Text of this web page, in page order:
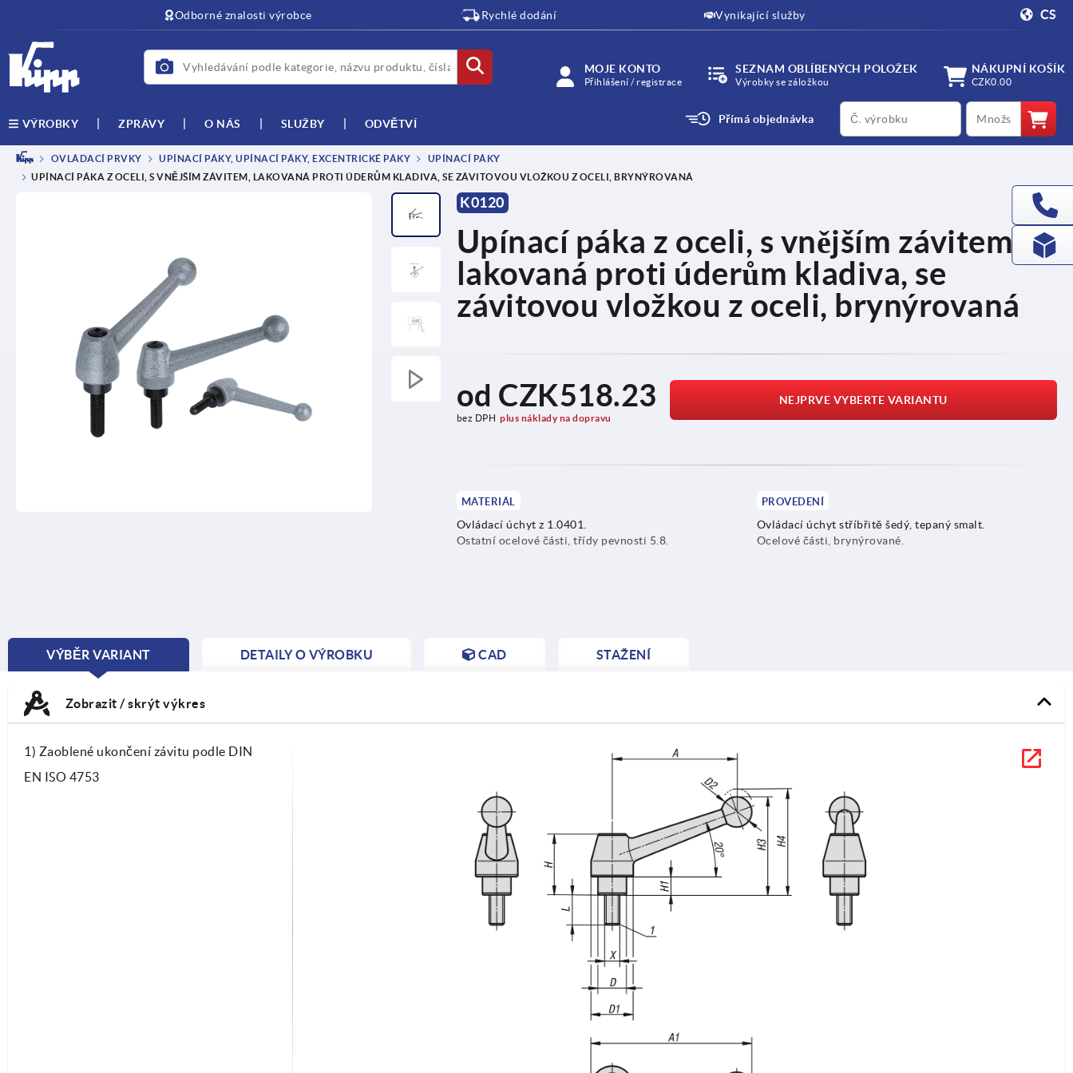
Odborné znalosti výrobce Rychlé dodání Vynikající služby CS
MOJE KONTO
Přihlášení / registrace
SEZNAM OBLÍBENÝCH POLOŽEK
Výrobky se záložkou
NÁKUPNÍ KOŠÍK
CZK0.00
VÝROBKY ZPRÁVY O NÁS SLUŽBY ODVĚTVÍ Přímá objednávka
productCode qty
OVLÁDACÍ PRVKY UPÍNACÍ PÁKY, UPÍNACÍ PÁKY, EXCENTRICKÉ PÁKY
UPÍNACÍ PÁKY
UPÍNACÍ PÁKA Z OCELI, S VNĚJŠÍM ZÁVITEM, LAKOVANÁ PROTI ÚDERŮM KLADIVA, SE ZÁVITOVOU VLOŽKOU Z OCELI, BRYNÝROVANÁ
K0120
Upínací páka z oceli, s vnějším závitem,
lakovaná proti úderům kladiva, se
závitovou vložkou z oceli, brynýrovaná
od CZK518.23
bez DPH plus náklady na dopravu
NEJPRVE VYBERTE VARIANTU
MATERIÁL
Ovládací úchyt z 1.0401.
Ostatní ocelové části, třídy pevnosti 5.8.
PROVEDENÍ
Ovládací úchyt stříbřitě šedý, tepaný smalt.
Ocelové části, brynýrované.
VÝBĚR VARIANT
CURRENT
DETAILY O VÝROBKU CAD STAŽENÍ
Zobrazit / skrýt výkres
1) Zaoblené ukončení závitu podle DIN
EN ISO 4753